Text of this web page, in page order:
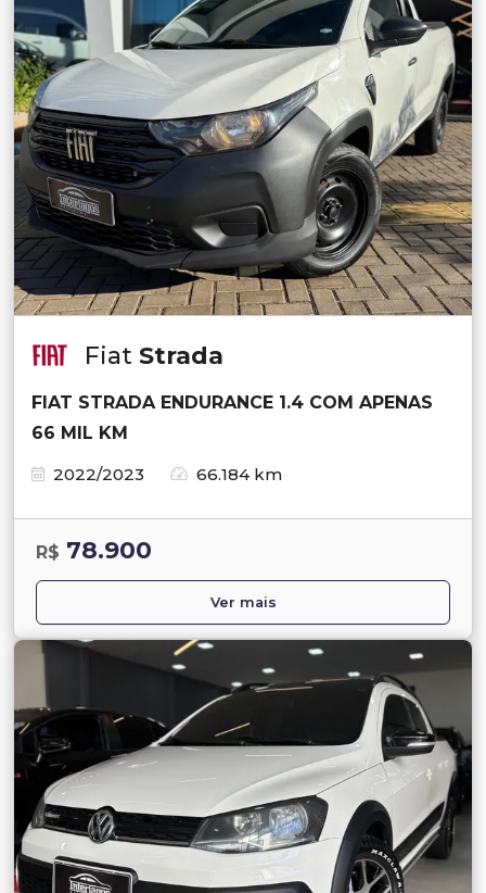
Fiat Strada
FIAT STRADA ENDURANCE 1.4 COM APENAS
66 MIL KM
2022/2023
66.184 km
R$ 78.900
Ver mais